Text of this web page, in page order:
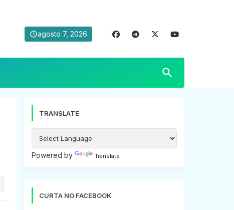
agosto 7, 2026
TRANSLATE
Powered by Translate
CURTA NO FACEBOOK